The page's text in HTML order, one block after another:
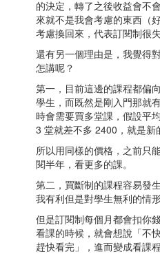
的決定，轉了之後收益會不
來就不是我會考慮的東西（
考慮換回來，代表訂閱制很失
還有另一個理由是，我覺得
怎講呢？
第一，目前這邊的課程都偏
學生，而既然是剛入門那就
時會需要買多堂課，假設平
3 堂就差不多 2400，就是新
所以用同樣的價格，之前只
閱半年，看更多的課。
第二，買斷制的課程容易發
我有利但是對學生無利的情形
但是訂閱制每個月都會扣你
看課的時候，就會想說「不
趕快看完」，進而變成看課